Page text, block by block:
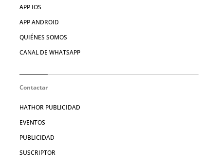
APP IOS
APP ANDROID
QUIÉNES SOMOS
CANAL DE WHATSAPP
Contactar
HATHOR PUBLICIDAD
EVENTOS
PUBLICIDAD
SUSCRIPTOR